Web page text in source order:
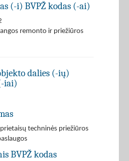
(-i) BVPŽ kodas (-ai)
remonto ir priežiūros
dalies (-ių)
iai)
techninės priežiūros
BVPŽ kodas